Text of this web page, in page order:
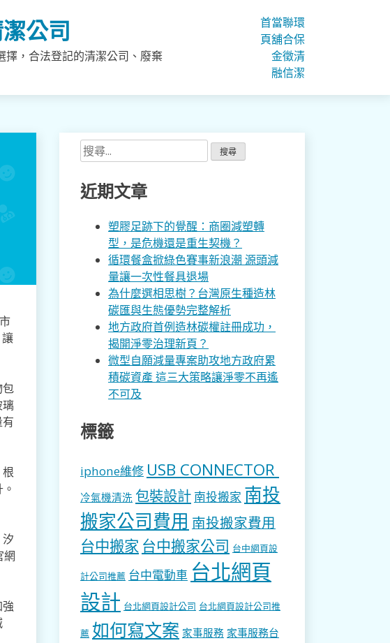
公司
擇，合法登記的清潔公司、廢棄
首
頁
當
舖
金
融
聯
合
徵
信
環
保
清
潔
包
璃
網
搜
尋
關
鍵
近期文章
塑膠足跡下的覺醒：商圈減塑轉
型，是危機還是重生契機？
循環餐盒掀綠色賽事新浪潮 源頭減
量讓一次性餐具退場
為什麼選相思樹？台灣原生種造林
碳匯與生態優勢完整解析
地方政府首例造林碳權註冊成功，
揭開淨零治理新頁？
微型自願減量專案助攻地方政府累
積碳資產 這三大策略讓淨零不再遙
不可及
標籤
iphone維修 USB CONNECTOR
冷氣機清洗 包裝設計 南投搬家 南投
搬家公司費用 南投搬家費用
台中搬家 台中搬家公司 台中網頁設
計公司推薦 台中電動車 台北網頁
設計 台北網頁設計公司 台北網頁設計公司推
薦 如何寫文案 家事服務 家事服務台